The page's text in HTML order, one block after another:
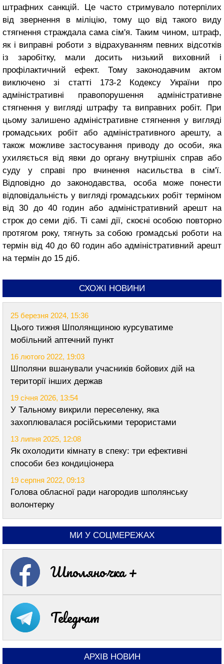
штрафних санкцій. Це часто стримувало потерпілих
від звернення в міліцію, тому що від такого виду
стягнення страждала сама сім'я. Таким чином, штраф,
як і виправні роботи з відрахуванням певних відсотків
із заробітку, мали досить низький виховний і
профілактичний ефект. Тому законодавчим актом
виключено зі статті 173-2 Кодексу України про
адміністративні правопорушення адміністративне
стягнення у вигляді штрафу та виправних робіт. При
цьому залишено адміністративне стягнення у вигляді
громадських робіт або адміністративного арешту, а
також можливе застосування приводу до особи, яка
ухиляється від явки до органу внутрішніх справ або
суду у справі про вчинення насильства в сім'ї.
Відповідно до законодавства, особа може понести
відповідальність у вигляді громадських робіт терміном
від 30 до 40 годин або адміністративний арешт на
строк до семи діб. Ті самі дії, скоєні особою повторно
протягом року, тягнуть за собою громадські роботи на
термін від 40 до 60 годин або адміністративний арешт
на термін до 15 діб.
СХОЖІ НОВИНИ
25 березня 2024, 15:36
Цього тижня Шполянщиною курсуватиме
мобільний аптечний пункт
16 лютого 2022, 19:03
Шполяни вшанували учасників бойових дій на
території інших держав
19 січня 2026, 13:54
У Тальному викрили переселенку, яка
захоплювалася російськими терористами
13 липня 2025, 12:08
Як охолодити кімнату в спеку: три ефективні
способи без кондиціонера
19 серпня 2022, 09:13
Голова обласної ради нагородив шполянську
волонтерку
МИ У СОЦМЕРЕЖАХ
Шполяночка +
Telegram
АРХІВ НОВИН